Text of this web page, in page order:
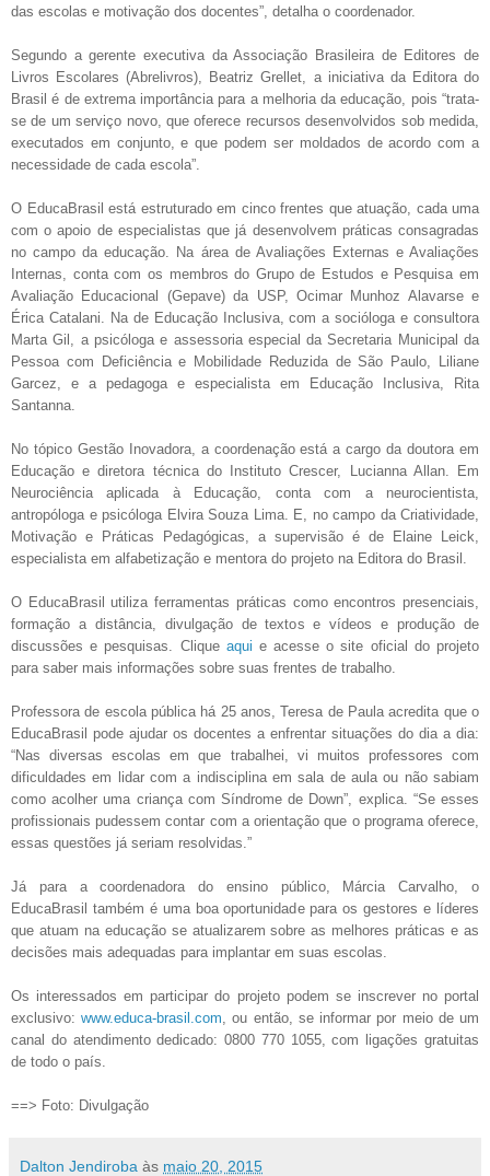
das escolas e motivação dos docentes”, detalha o coordenador.
Segundo a gerente executiva da Associação Brasileira de Editores de
Livros Escolares (Abrelivros), Beatriz Grellet, a iniciativa da Editora do
Brasil é de extrema importância para a melhoria da educação, pois “trata-
se de um serviço novo, que oferece recursos desenvolvidos sob medida,
executados em conjunto, e que podem ser moldados de acordo com a
necessidade de cada escola”.
O EducaBrasil está estruturado em cinco frentes que atuação, cada uma
com o apoio de especialistas que já desenvolvem práticas consagradas
no campo da educação. Na área de Avaliações Externas e Avaliações
Internas, conta com os membros do Grupo de Estudos e Pesquisa em
Avaliação Educacional (Gepave) da USP, Ocimar Munhoz Alavarse e
Érica Catalani. Na de Educação Inclusiva, com a socióloga e consultora
Marta Gil, a psicóloga e assessoria especial da Secretaria Municipal da
Pessoa com Deficiência e Mobilidade Reduzida de São Paulo, Liliane
Garcez, e a pedagoga e especialista em Educação Inclusiva, Rita
Santanna.
No tópico Gestão Inovadora, a coordenação está a cargo da doutora em
Educação e diretora técnica do Instituto Crescer, Lucianna Allan. Em
Neurociência aplicada à Educação, conta com a neurocientista,
antropóloga e psicóloga Elvira Souza Lima. E, no campo da Criatividade,
Motivação e Práticas Pedagógicas, a supervisão é de Elaine Leick,
especialista em alfabetização e mentora do projeto na Editora do Brasil.
O EducaBrasil utiliza ferramentas práticas como encontros presenciais,
formação a distância, divulgação de textos e vídeos e produção de
discussões e pesquisas. Clique aqui e acesse o site oficial do projeto
para saber mais informações sobre suas frentes de trabalho.
Professora de escola pública há 25 anos, Teresa de Paula acredita que o
EducaBrasil pode ajudar os docentes a enfrentar situações do dia a dia:
“Nas diversas escolas em que trabalhei, vi muitos professores com
dificuldades em lidar com a indisciplina em sala de aula ou não sabiam
como acolher uma criança com Síndrome de Down”, explica. “Se esses
profissionais pudessem contar com a orientação que o programa oferece,
essas questões já seriam resolvidas.”
Já para a coordenadora do ensino público, Márcia Carvalho, o
EducaBrasil também é uma boa oportunidade para os gestores e líderes
que atuam na educação se atualizarem sobre as melhores práticas e as
decisões mais adequadas para implantar em suas escolas.
Os interessados em participar do projeto podem se inscrever no portal
exclusivo:www.educa-brasil.com , ou então, se informar por meio de um
canal do atendimento dedicado: 0800 770 1055, com ligações gratuitas
de todo o país.
==> Foto: Divulgação
Dalton Jendiroba às maio 20, 2015